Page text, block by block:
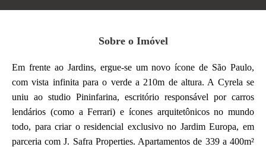
Sobre o Imóvel
Em frente ao Jardins, ergue-se um novo ícone de São Paulo,
com vista infinita para o verde a 210m de altura. A Cyrela se
uniu ao studio Pininfarina, escritório responsável por carros
lendários (como a Ferrari) e ícones arquitetônicos no mundo
todo, para criar o residencial exclusivo no Jardim Europa, em
parceria com J. Safra Properties. Apartamentos de 339 a 400m²